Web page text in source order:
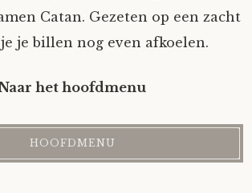
Catan. Gezeten op een zacht
je billen nog even afkoelen.
het hoofdmenu